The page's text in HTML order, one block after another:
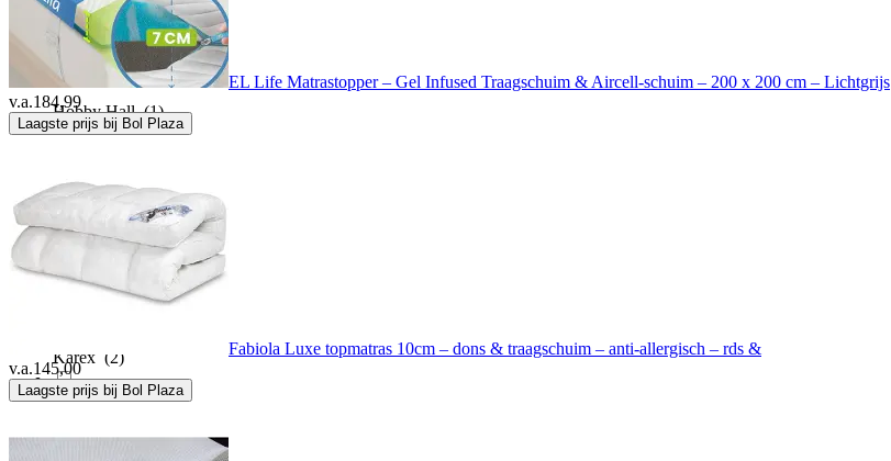
Harris&Darwin(20)
Hobby Hall(1)
Hydro(11)
Juskys(4)
Karex (2)
EL Life Matrastopper – Gel Infused Traagschuim & Aircell-schuim – 200 x 200 cm – Lichtgrijs
v.a.184,99
Laagste prijs bij Bol Plaza
Fabiola Luxe topmatras 10cm – dons & traagschuim – anti-allergisch – rds &
v.a.145,00
Laagste prijs bij Bol Plaza